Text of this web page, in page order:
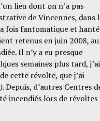
lieu dont on n’a pas
de Vincennes, dans
fois fantomatique et hanté
retenus en juin 2008, au
Il n’y a eu presque
semaines plus tard, j’ai
cette révolte, que j’ai
. Depuis, d’autres Centres
incendiés lors de révoltes